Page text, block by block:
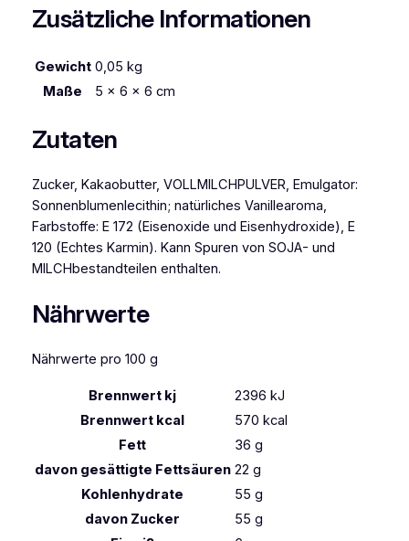
5
g
n
g
Zusätzliche Informationen
Gewicht 0,05 kg
Maße
5 × 6 × 6 cm
Zutaten
Zucker, Kakaobutter, VOLLMILCHPULVER, Emulgator:
Sonnenblumenlecithin; natürliches Vanillearoma,
Farbstoffe: E 172 (Eisenoxide und Eisenhydroxide), E
120 (Echtes Karmin). Kann Spuren von SOJA- und
MILCHbestandteilen enthalten.
Nährwerte
Nährwerte pro 100 g
Brennwert kj 2396 kJ
Brennwert kcal
570 kcal
Fett
36 g
davon gesättigte Fettsäuren 22 g
Kohlenhydrate
55 g
davon Zucker 55 g